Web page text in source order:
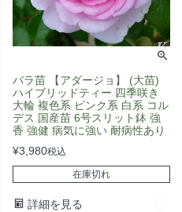
バラ苗 【アダージョ】 (大苗)
ハイブリッドティー 四季咲き
大輪 複色系 ピンク系 白系 コル
デス 国産苗 6号スリット鉢 強
香 強健 病気に強い 耐病性あり
¥3,980税込
在庫切れ
詳細を見る